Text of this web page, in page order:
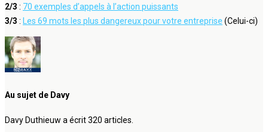
2/3 : 70 exemples d’appels à l’action puissants
3/3 : Les 69 mots les plus dangereux pour votre entreprise (Celui-ci)
Au sujet de Davy
Davy Duthieuw a écrit 320 articles.